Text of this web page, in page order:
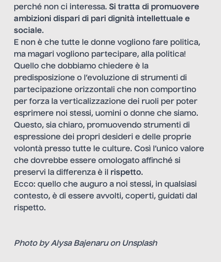
perché non ci interessa. Si tratta di promuovere
ambizioni dispari di pari dignità intellettuale e
sociale.
E non è che tutte le donne vogliono fare politica,
ma magari vogliono partecipare, alla politica!
Quello che dobbiamo chiedere è la
predisposizione o l’evoluzione di strumenti di
partecipazione orizzontali che non comportino
per forza la verticalizzazione dei ruoli per poter
esprimere noi stessi, uomini o donne che siamo.
Questo, sia chiaro, promuovendo strumenti di
espressione dei propri desideri e delle proprie
volontà presso tutte le culture. Così l’unico valore
che dovrebbe essere omologato affinché si
preservi la differenza è il rispetto.
Ecco: quello che auguro a noi stessi, in qualsiasi
contesto, è di essere avvolti, coperti, guidati dal
rispetto.
Photo byAlysa Bajenaruon Unsplash